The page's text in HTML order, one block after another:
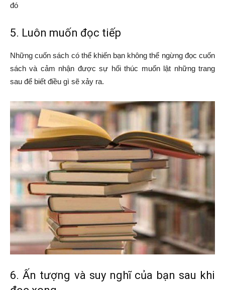
đó
5. Luôn muốn đọc tiếp
Những cuốn sách có thể khiến bạn không thể ngừng đọc cuốn
sách và cảm nhận được sự hối thúc muốn lật những trang
sau để biết điều gì sẽ xảy ra.
6. Ấn tượng và suy nghĩ của bạn sau khi